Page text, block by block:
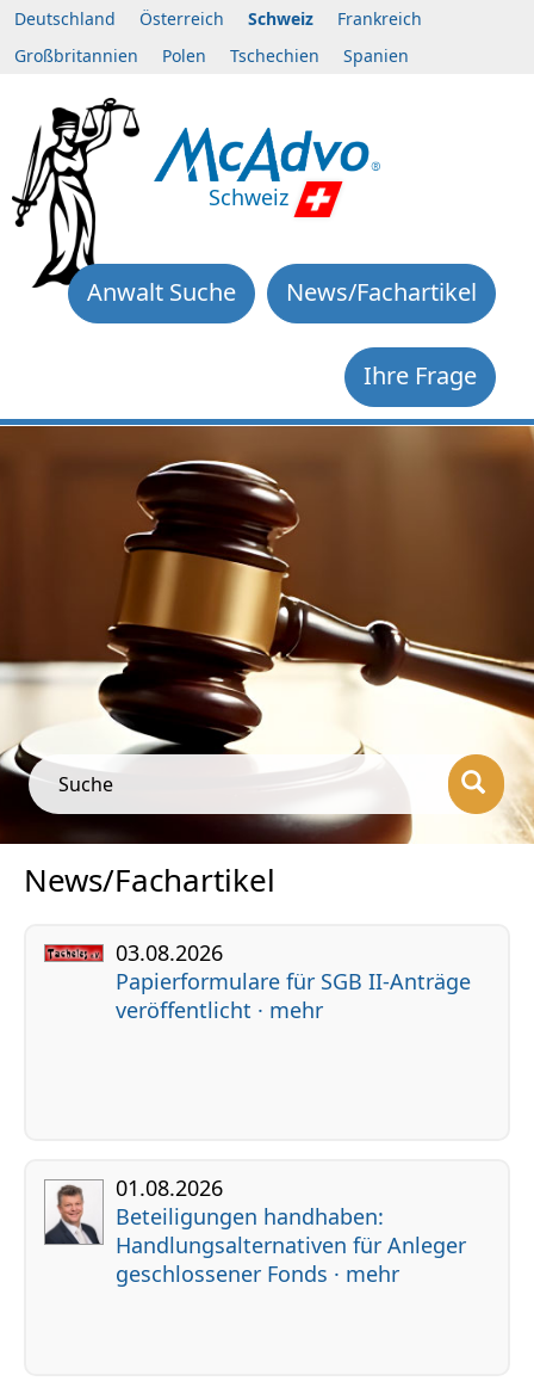
Deutschland Österreich Schweiz
Frankreich
Großbritannien
Polen Tschechien Spanien
Schweiz
News/Fachartikel
Anwalt Suche
Ihre Frage
Suche
Anwalt - Rechtsanwalt - Suche
Über 223.000 deutsche, österreichische, schweizerische, britische,
spanische und französische Rechtsanwälte sind bei uns gelistet, sortiert
nach PLZ, Rechtsgebieten und Namen. Hier finden Sie Ihren Anwalt des
» Zur Detailsuche...
» Zur Anwaltsregistrierung...
News/Fachartikel
03.08.2026
Papierformulare für SGB II-Anträge
veröffentlicht · mehr
01.08.2026
Beteiligungen handhaben:
Handlungsalternativen für Anleger
geschlossener Fonds · mehr